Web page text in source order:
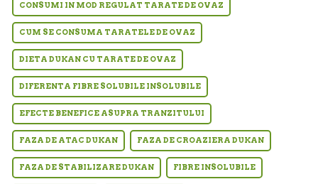
CONSUMI IN MOD REGULAT TARATE DE OVAZ
CUM SE CONSUMA TARATELE DE OVAZ
DIETA DUKAN CU TARATE DE OVAZ
DIFERENTA FIBRE SOLUBILE INSOLUBILE
EFECTE BENEFICE ASUPRA TRANZITULUI
FAZA DE ATAC DUKAN FAZA DE CROAZIERA DUKAN
FAZA DE STABILIZARE DUKAN FIBRE INSOLUBILE